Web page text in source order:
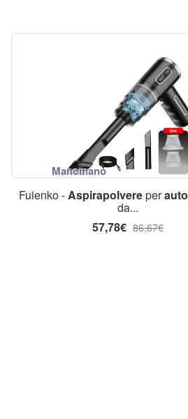
Fuienko -Aspirapolvereperauto
da...
57,78€ 86,67€